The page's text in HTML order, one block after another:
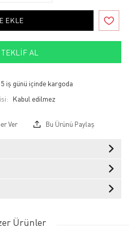
EKLE
TEKLIF AL
5 iş günü içinde kargoda
Ver Bu Ürünü Paylaş
Ürünler